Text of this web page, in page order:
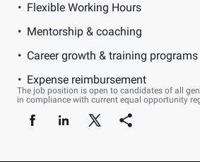
Flexible Working Hours
Mentorship & coaching
Career growth & training programs
Expense reimbursement
The job position is open to candidates of all
in compliance with current equal opportunity